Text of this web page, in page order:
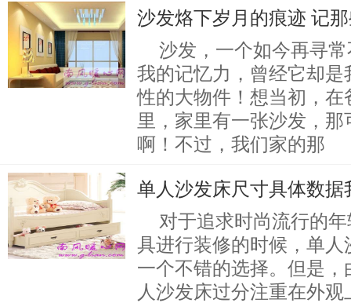
沙发烙下岁月的痕迹 记
沙发，一个如今再寻
我的记忆力，曾经它却
性的大物件！想当初，
里，家里有一张沙发，
啊！不过，我们家的那
单人沙发床尺寸具体数据
对于追求时尚流行的
具进行装修的时候，单
一个不错的选择。但是
人沙发床过分注重在外